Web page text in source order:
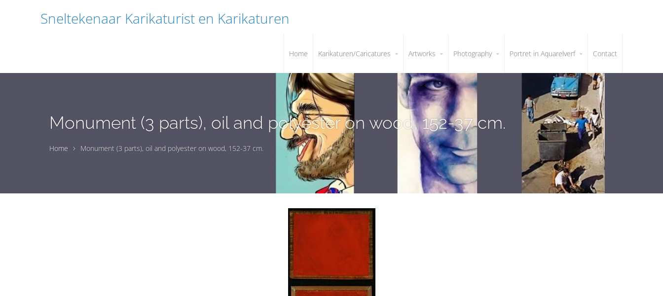
Sneltekenaar Karikaturist en Karikaturen
Home Karikaturen/Caricatures Artworks Photography Portret in Aquarelverf Contact
Monument (3 parts), oil and polyester on wood, 152-37 cm.
Home Monument (3 parts), oil and polyester on wood, 152-37 cm.